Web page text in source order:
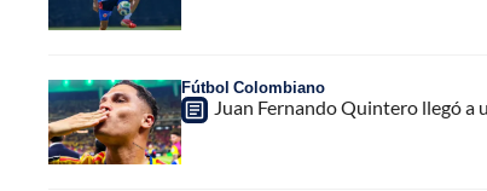
Fútbol Colombiano
Juan Fernando Quintero llegó a